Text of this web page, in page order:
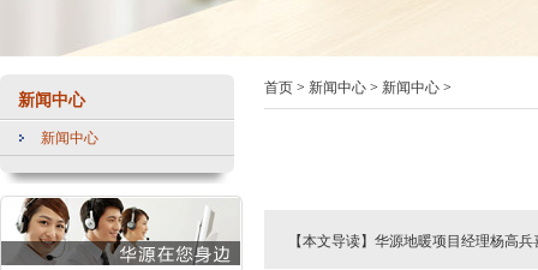
新闻中心
新闻中心
首页 > 新闻中心 > 新闻中心 >
【本文导读】华源地暖项目经理杨高